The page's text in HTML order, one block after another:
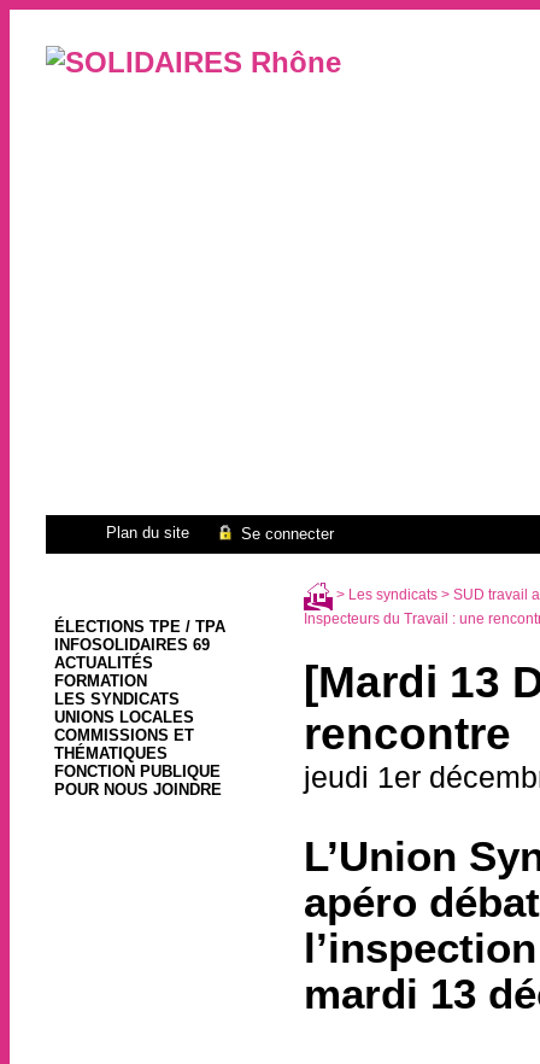
Plan du site Se connecter
ÉLECTIONS TPE / TPA
INFOSOLIDAIRES 69
ACTUALITÉS
FORMATION
LES SYNDICATS
UNIONS LOCALES
COMMISSIONS ET
THÉMATIQUES
FONCTION PUBLIQUE
POUR NOUS JOINDRE
> Les syndicats> SUD travail
Inspecteurs du Travail : une
[Mardi 13
rencontre
jeudi 1er
L’Union
apéro
mardi 13